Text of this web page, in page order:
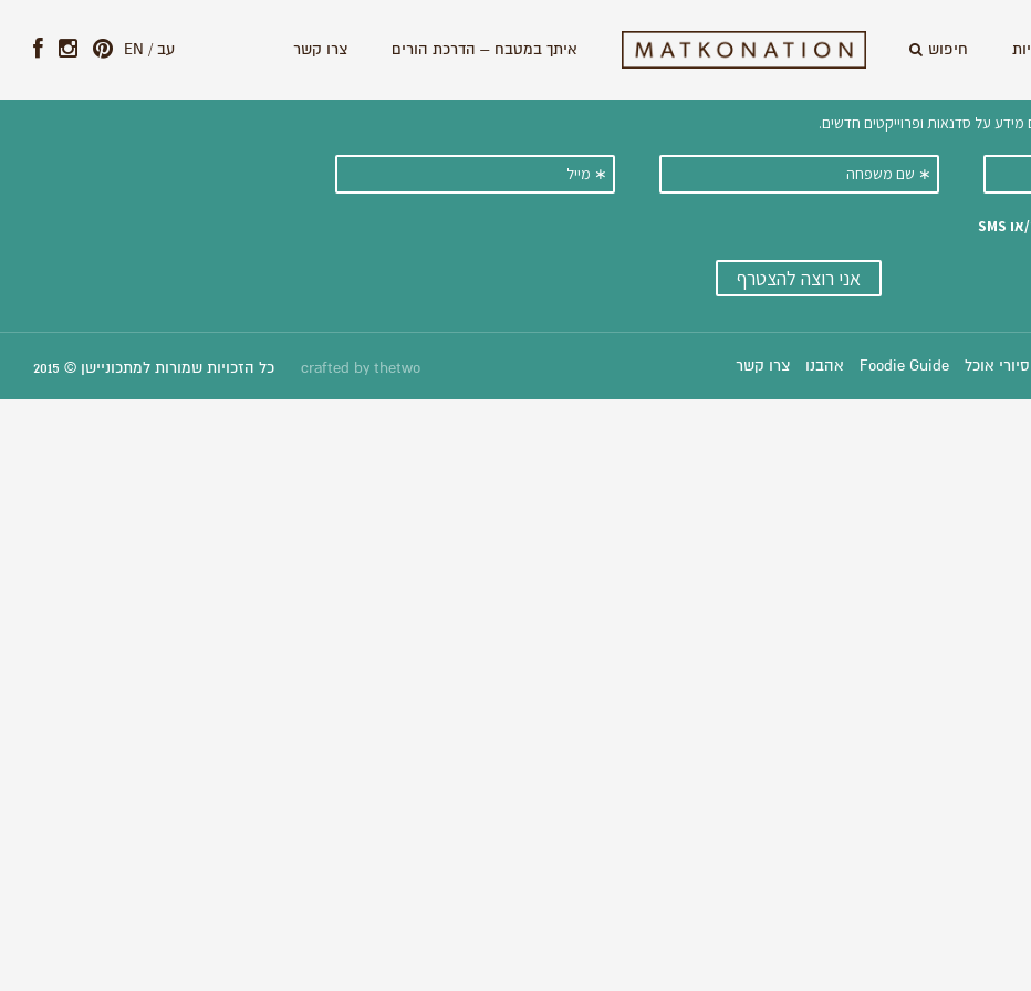
חיפוש איתך במטבח – הדרכת הורים צרו קשר EN / עב
וקבלו ישירות למייל עדכונים על מתכונים וסיפורים חדשים:
סיורי אוכל Foodie Guide אהבנו צרו קשר crafted by thetwo כל הזכויות שמורות למתכוניישן © 2015